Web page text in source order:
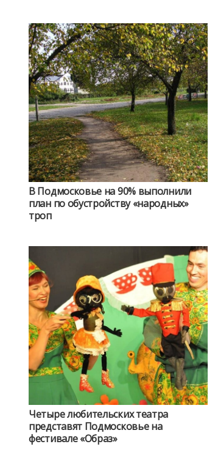
В Подмосковье на 90% выполнили
план по обустройству «народных»
троп
Четыре любительских театра
представят Подмосковье на
фестивале «Образ»